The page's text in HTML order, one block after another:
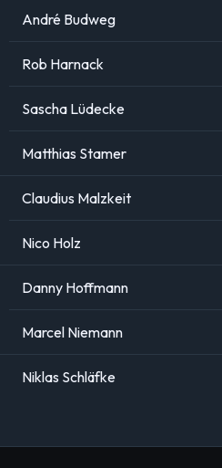
André Budweg
Rob Harnack
Sascha Lüdecke
Matthias Stamer
Claudius Malzkeit
Nico Holz
Danny Hoffmann
Marcel Niemann
Niklas Schläfke